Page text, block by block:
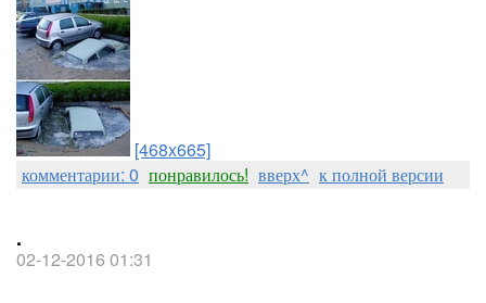
[468x665]
комментарии: 0 понравилось! вверх^ к полной версии
.
02-12-2016 01:31